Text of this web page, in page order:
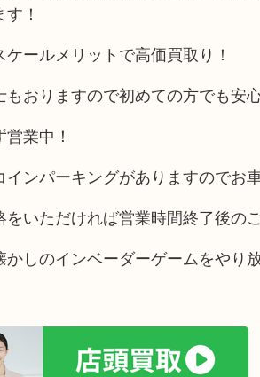
！
ールメリットで高価買取り！
おりますので初めての方でも安
業中！
インパーキングがありますのでお
いただければ営業時間終了後の
かしのインベーダーゲームをやり